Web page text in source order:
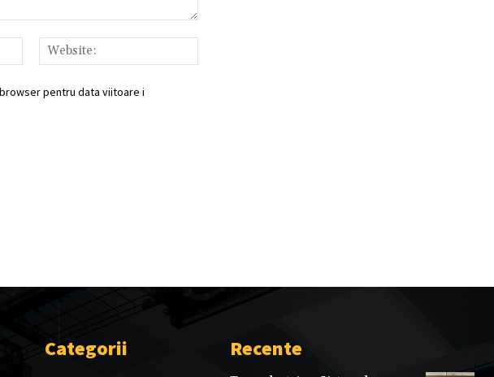
Email:*
pentru data viitoare i
Categorii Recente